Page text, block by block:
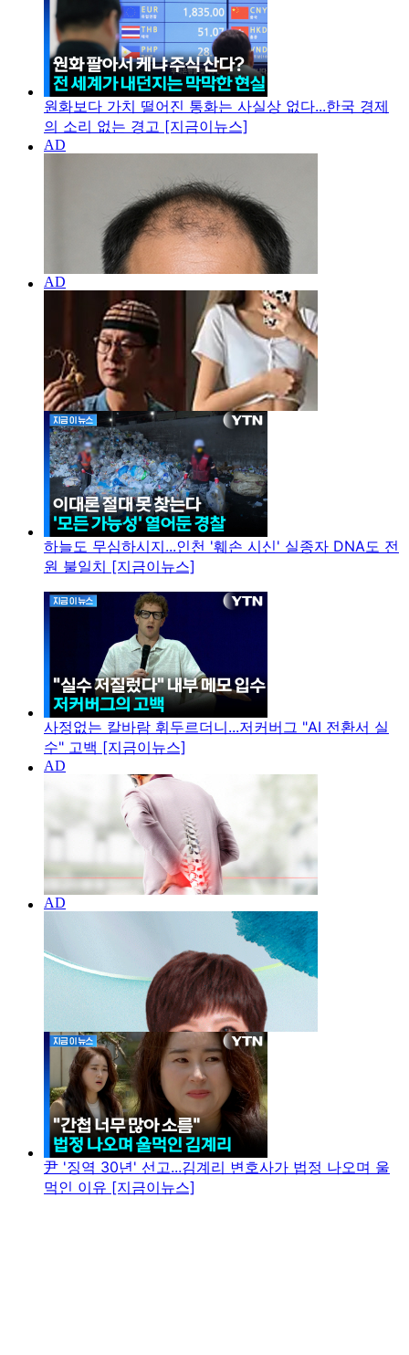
원화보다 가치 떨어진 통화는 사실상 없다...한국 경제
의 소리 없는 경고 [지금이뉴스]
하늘도 무심하시지...인천 '훼손 시신' 실종자 DNA도 전
원 불일치 [지금이뉴스]
사정없는 칼바람 휘두르더니...저커버그 "AI 전환서 실
수" 고백 [지금이뉴스]
尹 '징역 30년' 선고...김계리 변호사가 법정 나오며 울
먹인 이유 [지금이뉴스]